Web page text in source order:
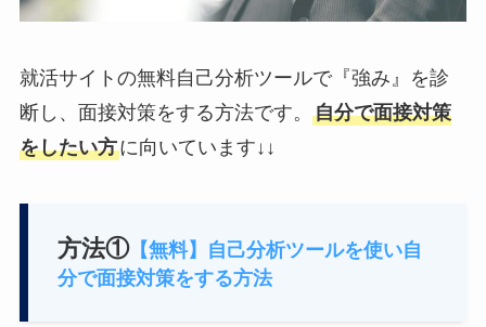
就活サイトの無料自己分析ツールで『強み』を診
断し、面接対策をする方法です。 自分で面接対策
をしたい方に向いています↓↓
方法①【無料】自己分析ツールを使い自
分で面接対策をする方法